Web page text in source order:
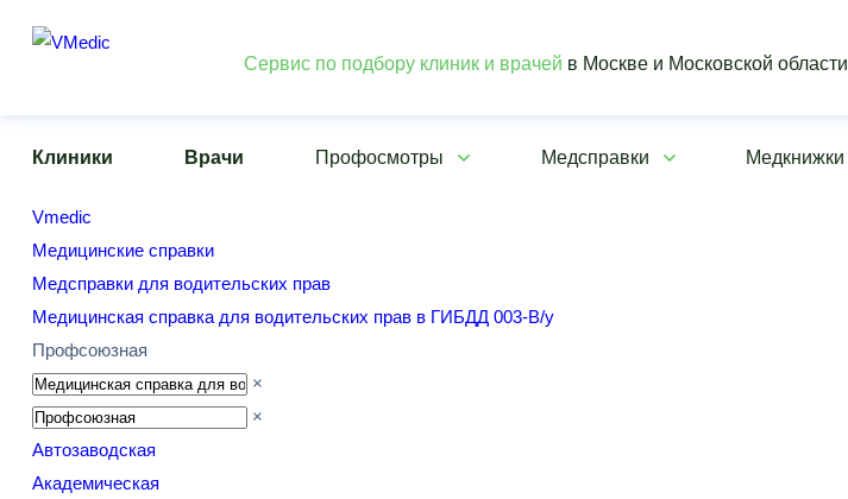
Сервис по подбору клиник и врачей в Москве и Московской области
Клиники Врачи Профосмотры Медсправки Медкнижки
Vmedic
Медицинские справки
Медсправки для водительских прав
Медицинская справка для водительских прав в ГИБДД 003-В/у
Профсоюзная
×
×
Автозаводская
Академическая